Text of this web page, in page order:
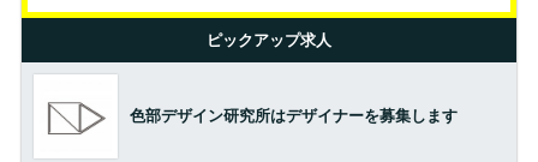
ピックアップ求人
色部デザイン研究所はデザイナーを募集します